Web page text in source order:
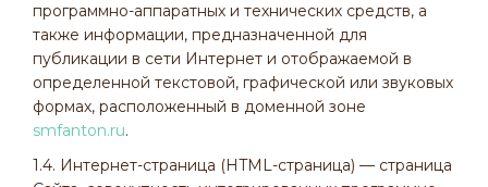
программно-аппаратных и технических средств, а
также информации, предназначенной для
публикации в сети Интернет и отображаемой в
определенной текстовой, графической или звуковых
формах, расположенный в доменной зоне
smfanton.ru.
1.4. Интернет-страница (HTML-страница) — страница